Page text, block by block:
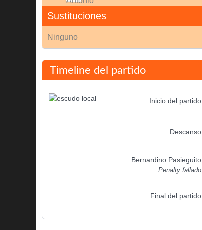
Sustituciones
Ninguno
Timeline del partido
Inicio del partido
Descanso
Bernardino Pasieguito
Penalty fallado
Final del partido